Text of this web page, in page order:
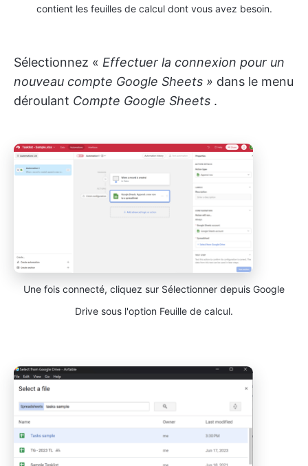
contient les feuilles de calcul dont vous avez besoin.
Sélectionnez « Effectuer la connexion pour un
nouveau compte Google Sheets » dans le menu
déroulant Compte Google Sheets .
Une fois connecté, cliquez sur Sélectionner depuis Google
Drive sous l'option Feuille de calcul.